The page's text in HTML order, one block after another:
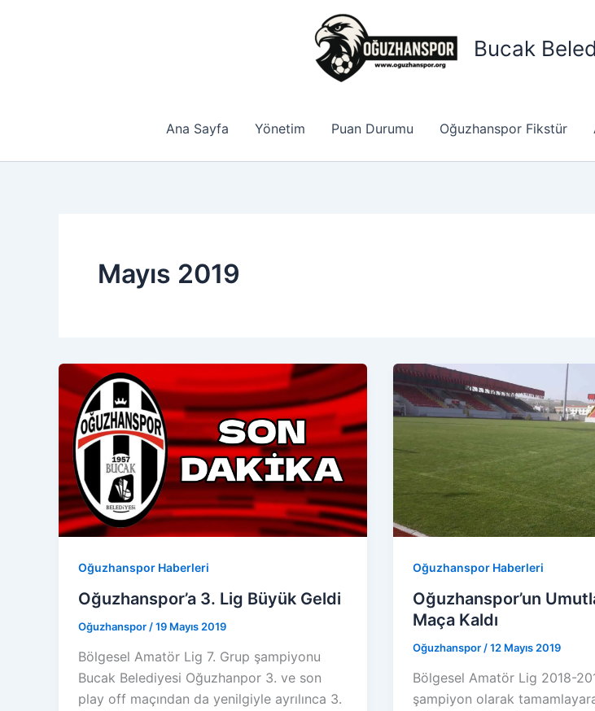
Bucak
Ana Sayfa Yönetim Puan Durumu Oğuzhanspor Fikstür
Mayıs 2019
Oğuzhanspor Haberleri
Oğuzhanspor’a 3. Lig Büyük Geldi
Oğuzhanspor /19 Mayıs 2019
Bölgesel Amatör Lig 7. Grup şampiyonu
Bucak Belediyesi Oğuzhanpor 3. ve son
play off maçından da yenilgiyle ayrılınca 3.
Oğuzhanspor Haberleri
Oğuzhanspor’un
Maça Kaldı
Oğuzhanspor /12 Mayıs 2019
Bölgesel Amatör Lig 2018-
şampiyon olarak